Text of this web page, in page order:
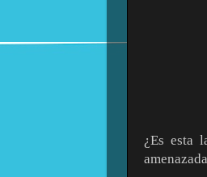
¿Es esta